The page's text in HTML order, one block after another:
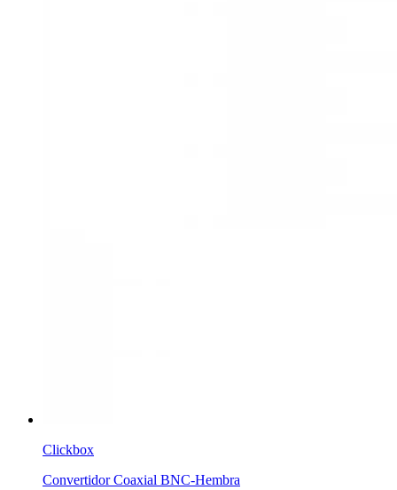
Clickbox
Convertidor Coaxial BNC-Hembra